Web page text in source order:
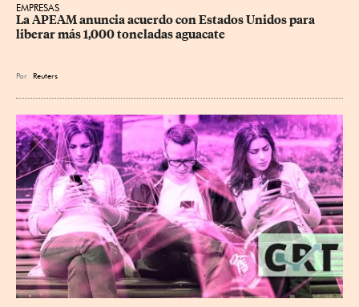
EMPRESAS
La APEAM anuncia acuerdo con Estados Unidos para
liberar más 1,000 toneladas aguacate
Por Reuters